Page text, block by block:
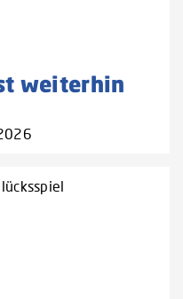
weiterhin